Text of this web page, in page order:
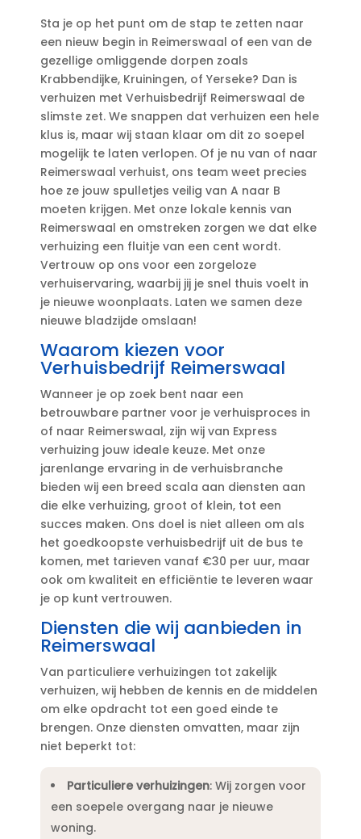
Sta je op het punt om de stap te zetten naar
een nieuw begin in Reimerswaal of een van de
gezellige omliggende dorpen zoals
Krabbendijke, Kruiningen, of Yerseke? Dan is
verhuizen met Verhuisbedrijf Reimerswaal de
slimste zet.​ We snappen dat verhuizen een hele
klus is, maar wij staan klaar om dit zo soepel
mogelijk te laten verlopen.​ Of je nu van of naar
Reimerswaal verhuist, ons team weet precies
hoe ze jouw spulletjes veilig van A naar B
moeten krijgen.​ Met onze lokale kennis van
Reimerswaal en omstreken zorgen we dat elke
verhuizing een fluitje van een cent wordt.​
Vertrouw op ons voor een zorgeloze
verhuiservaring, waarbij jij je snel thuis voelt in
je nieuwe woonplaats.​ Laten we samen deze
nieuwe bladzijde omslaan!
Waarom kiezen voor
Verhuisbedrijf Reimerswaal
Wanneer je op zoek bent naar een
betrouwbare partner voor je verhuisproces in
of naar Reimerswaal, zijn wij van Express
verhuizing jouw ideale keuze.​ Met onze
jarenlange ervaring in de verhuisbranche
bieden wij een breed scala aan diensten aan
die elke verhuizing, groot of klein, tot een
succes maken.​ Ons doel is niet alleen om als
het goedkoopste verhuisbedrijf uit de bus te
komen, met tarieven vanaf €30 per uur, maar
ook om kwaliteit en efficiëntie te leveren waar
je op kunt vertrouwen.​
Diensten die wij aanbieden in
Reimerswaal
Van particuliere verhuizingen tot zakelijk
verhuizen, wij hebben de kennis en de middelen
om elke opdracht tot een goed einde te
brengen.​ Onze diensten omvatten, maar zijn
niet beperkt tot:
Particuliere verhuizingen: Wij zorgen voor
een soepele overgang naar je nieuwe
woning.​